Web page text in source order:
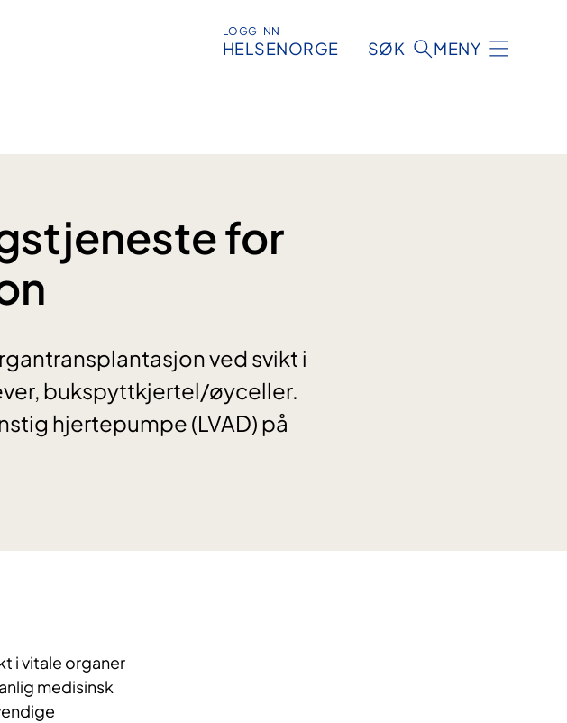
LOGG INN
HELSENORGE SØK MENY
for
ved svikt i
bukspyttkjertel/øyceller.
hjertepumpe (LVAD) på
i vitale organer
medisinsk